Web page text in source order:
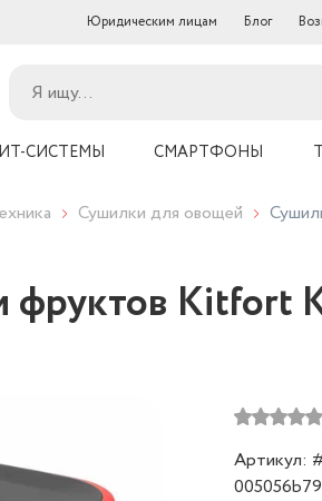
Юридическим лицам Блог
СИСТЕМЫ СМАРТФОНЫ
Сушилки для овощей
Kitfort
Артикул: